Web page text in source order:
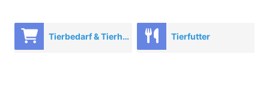
Tierbedarf & Tierhandel Tierfutter